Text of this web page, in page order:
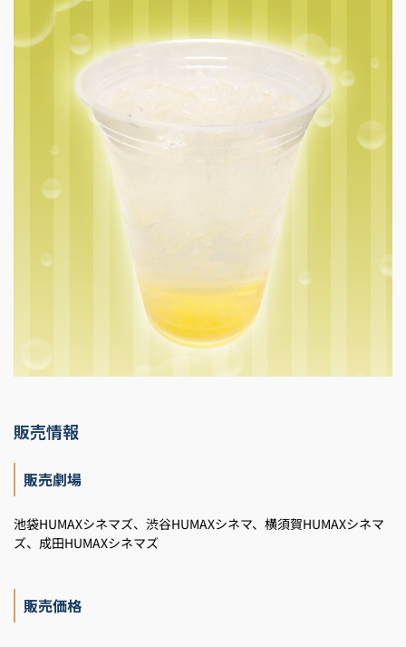
販売情報
販売劇場
池袋HUMAXシネマズ、渋谷HUMAXシネマ、横須賀HUMAXシネマ
ズ、成田HUMAXシネマズ
販売価格